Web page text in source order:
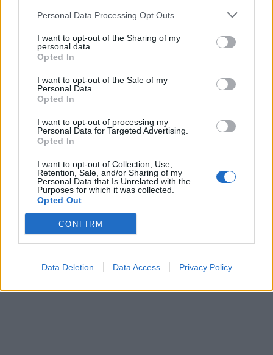
Personal Data Processing Opt Outs
I want to opt-out of the Sharing of my
personal data.
Opted In
I want to opt-out of the Sale of my
Personal Data.
Opted In
I want to opt-out of processing my
Personal Data for Targeted Advertising.
Opted In
I want to opt-out of Collection, Use,
Retention, Sale, and/or Sharing of my
Personal Data that Is Unrelated with the
Purposes for which it was collected.
Opted Out
CONFIRM
Data Deletion Data Access Privacy Policy